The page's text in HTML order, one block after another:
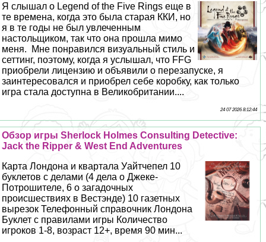
Я слышал о Legend of the Five Rings еще в
те времена, когда это была старая ККИ, но
я в те годы не был увлеченным
настольщиком, так что она прошла мимо
меня. Мне понравился визуальный стиль и
сеттинг, поэтому, когда я услышал, что FFG
приобрели лицензию и объявили о перезапуске, я
заинтересовался и приобрел себе коробку, как только
игра стала доступна в Великобритании....
24 07 2026 8:12:44
Обзор игры Sherlock Holmes Consulting Detective:
Jack the Ripper & West End Adventures
Карта Лондона и квартала Уайтчепел 10
буклетов с делами (4 дела о Джеке-
Потрошителе, 6 о загадочных
происшествиях в Вестэнде) 10 газетных
вырезок Телефонный справочник Лондона
Буклет с правилами игры Количество
игроков 1-8, возраст 12+, время 90 мин...